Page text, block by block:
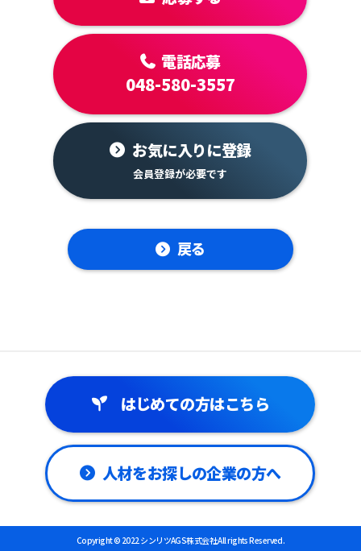
電話応募
048-580-3557
お気に入りに登録
戻る
はじめての方はこちら
人材をお探しの企業の方へ
Copyright © 2022 シンリツAGS株式会社 All rights Reserved.